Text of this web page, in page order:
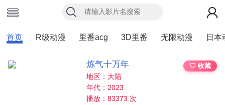
首页 R级动漫 里番acg 3D里番 无限动漫 日本
炼气十万年
♡ 收藏
地区：大陆
年代：2023
播放：83373 次